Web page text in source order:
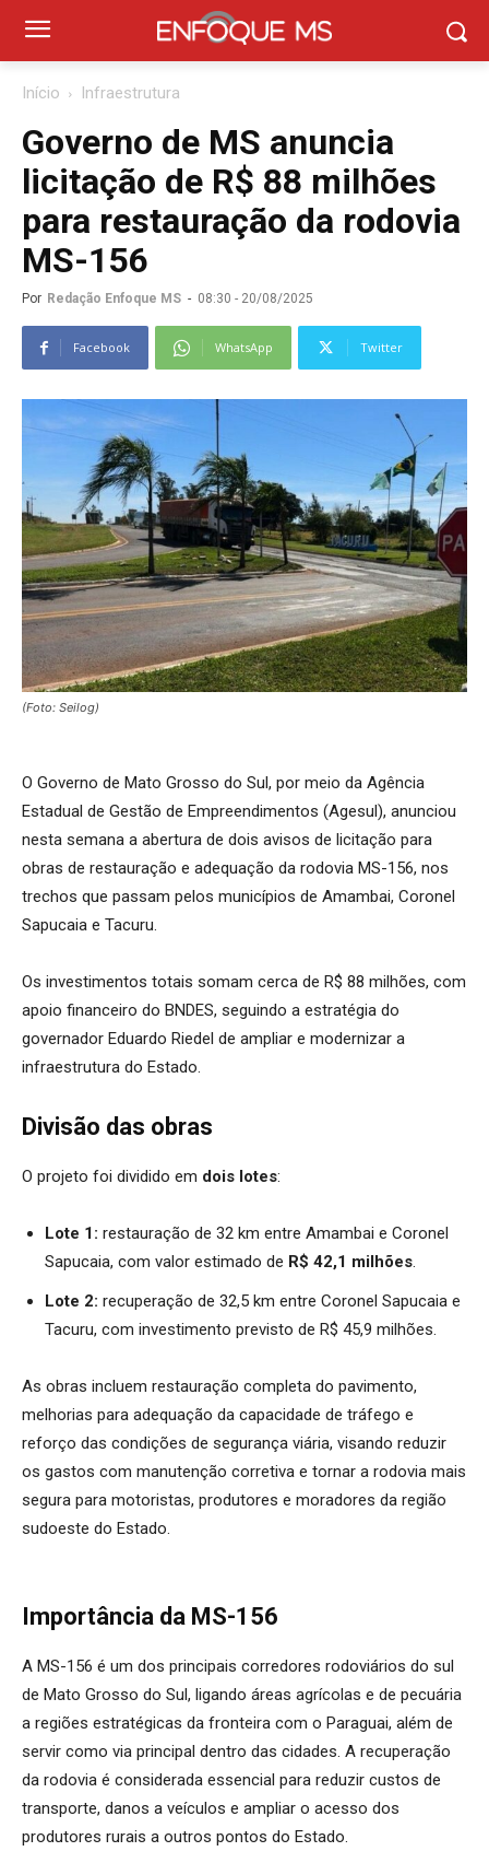
Início Infraestrutura
Governo de MS anuncia
licitação de R$ 88 milhões
para restauração da rodovia
MS-156
Por Redação Enfoque MS - 08:30 - 20/08/2025
Facebook WhatsApp Twitter
(Foto: Seilog)
O Governo de Mato Grosso do Sul, por meio da Agência
Estadual de Gestão de Empreendimentos (Agesul), anunciou
nesta semana a abertura de dois avisos de licitação para
obras de restauração e adequação da rodovia MS-156, nos
trechos que passam pelos municípios de Amambai, Coronel
Sapucaia e Tacuru.
Os investimentos totais somam cerca de R$ 88 milhões, com
apoio financeiro do BNDES, seguindo a estratégia do
governador Eduardo Riedel de ampliar e modernizar a
infraestrutura do Estado.
Divisão das obras
O projeto foi dividido em dois lotes:
Lote 1: restauração de 32 km entre Amambai e Coronel
Sapucaia, com valor estimado de R$ 42,1 milhões.
Lote 2: recuperação de 32,5 km entre Coronel Sapucaia e
Tacuru, com investimento previsto de R$ 45,9 milhões.
As obras incluem restauração completa do pavimento,
melhorias para adequação da capacidade de tráfego e
reforço das condições de segurança viária, visando reduzir
os gastos com manutenção corretiva e tornar a rodovia mais
segura para motoristas, produtores e moradores da região
sudoeste do Estado.
Importância da MS-156
A MS-156 é um dos principais corredores rodoviários do sul
de Mato Grosso do Sul, ligando áreas agrícolas e de pecuária
a regiões estratégicas da fronteira com o Paraguai, além de
servir como via principal dentro das cidades. A recuperação
da rodovia é considerada essencial para reduzir custos de
transporte, danos a veículos e ampliar o acesso dos
produtores rurais a outros pontos do Estado.